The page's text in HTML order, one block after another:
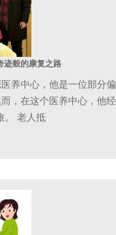
迹般的康复之路
养中心，他是一位部分偏
，在这个医养中心，他经
。 老人抵